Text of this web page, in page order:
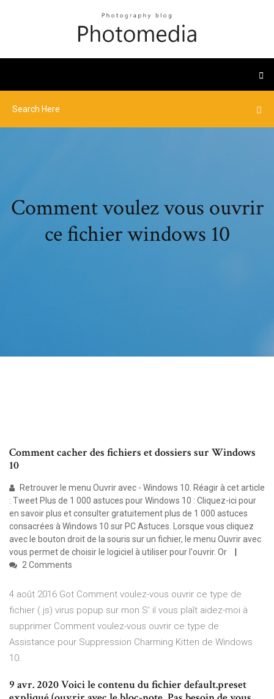
Comment voulez vous ouvrir
ce fichier windows 10
Comment cacher des fichiers et dossiers sur Windows
10
Retrouver le menu Ouvrir avec - Windows 10. Réagir à cet article
: Tweet Plus de 1 000 astuces pour Windows 10 : Cliquez-ici pour
en savoir plus et consulter gratuitement plus de 1 000 astuces
consacrées à Windows 10 sur PC Astuces. Lorsque vous cliquez
avec le bouton droit de la souris sur un fichier, le menu Ouvrir avec
vous permet de choisir le logiciel à utiliser pour l'ouvrir. Or
2 Comments
4 août 2016 Got Comment voulez-vous ouvrir ce type de
fichier (.js) virus popup sur mon S' il vous plaît aidez-moi à
supprimer Comment voulez-vous ouvrir ce type de
Assistance pour Suppression Charming Kitten de Windows
10.
9 avr. 2020 Voici le contenu du fichier default.preset